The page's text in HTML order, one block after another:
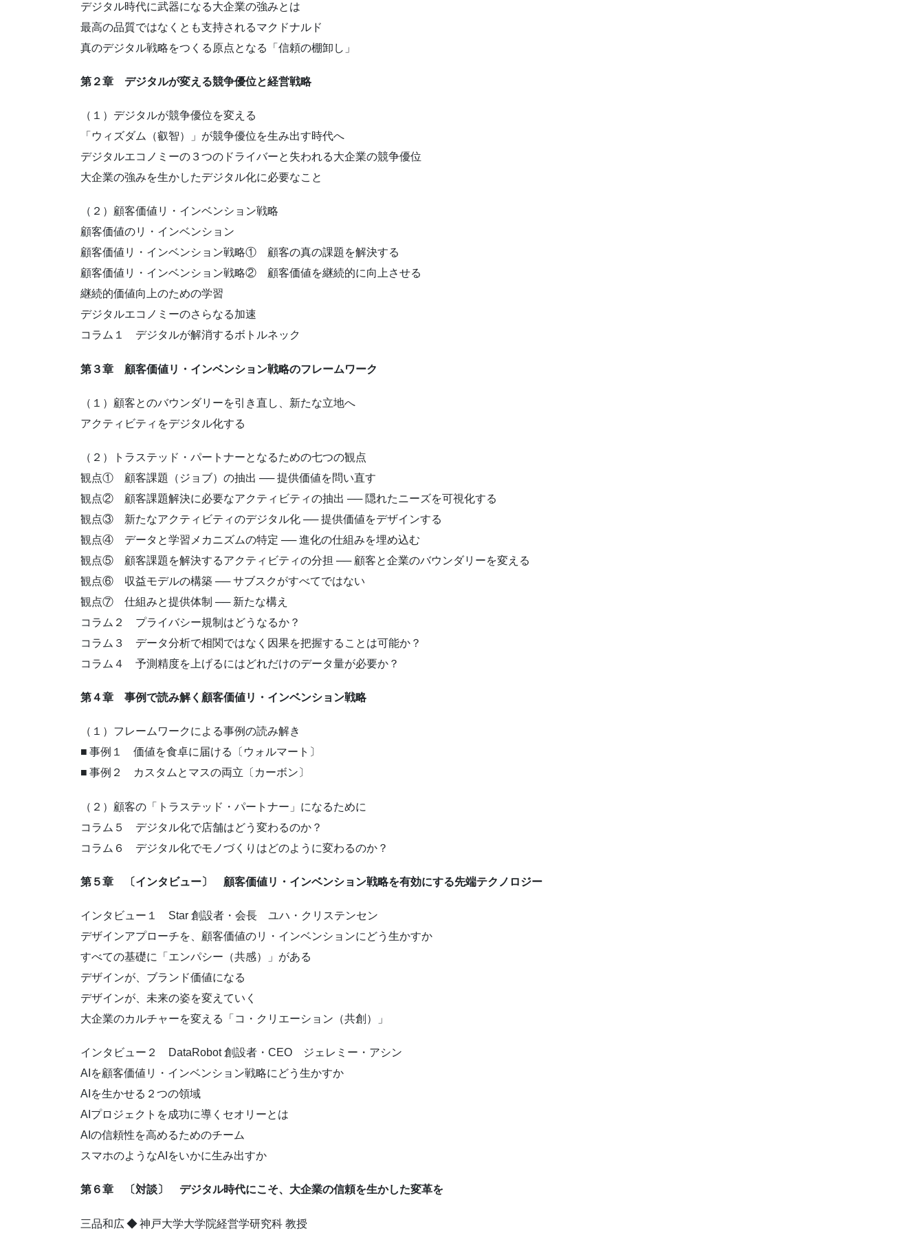
デジタル時代に武器になる大企業の強みとは
最高の品質ではなくとも支持されるマクドナルド
真のデジタル戦略をつくる原点となる「信頼の棚卸し」
第２章 デジタルが変える競争優位と経営戦略
（１）デジタルが競争優位を変える
「ウィズダム（叡智）」が競争優位を生み出す時代へ
デジタルエコノミーの３つのドライバーと失われる大企業の競争優位
大企業の強みを生かしたデジタル化に必要なこと
（２）顧客価値リ・インベンション戦略
顧客価値のリ・インベンション
顧客価値リ・インベンション戦略① 顧客の真の課題を解決する
顧客価値リ・インベンション戦略② 顧客価値を継続的に向上させる
継続的価値向上のための学習
デジタルエコノミーのさらなる加速
コラム１ デジタルが解消するボトルネック
第３章 顧客価値リ・インベンション戦略のフレームワーク
（１）顧客とのバウンダリーを引き直し、新たな立地へ
アクティビティをデジタル化する
（２）トラステッド・パートナーとなるための七つの観点
観点① 顧客課題（ジョブ）の抽出 ── 提供価値を問い直す
観点② 顧客課題解決に必要なアクティビティの抽出 ── 隠れたニーズを可視化する
観点③ 新たなアクティビティのデジタル化 ── 提供価値をデザインする
観点④ データと学習メカニズムの特定 ── 進化の仕組みを埋め込む
観点⑤ 顧客課題を解決するアクティビティの分担 ── 顧客と企業のバウンダリーを変える
観点⑥ 収益モデルの構築 ── サブスクがすべてではない
観点⑦ 仕組みと提供体制 ── 新たな構え
コラム２ プライバシー規制はどうなるか？
コラム３ データ分析で相関ではなく因果を把握することは可能か？
コラム４ 予測精度を上げるにはどれだけのデータ量が必要か？
第４章 事例で読み解く顧客価値リ・インベンション戦略
（１）フレームワークによる事例の読み解き
■ 事例１ 価値を食卓に届ける〔ウォルマート〕
■ 事例２ カスタムとマスの両立〔カーボン〕
（２）顧客の「トラステッド・パートナー」になるために
コラム５ デジタル化で店舗はどう変わるのか？
コラム６ デジタル化でモノづくりはどのように変わるのか？
第５章 〔インタビュー〕 顧客価値リ・インベンション戦略を有効にする先端テクノロジー
インタビュー１ Star 創設者・会長 ユハ・クリステンセン
デザインアプローチを、顧客価値のリ・インベンションにどう生かすか
すべての基礎に「エンパシー（共感）」がある
デザインが、ブランド価値になる
デザインが、未来の姿を変えていく
大企業のカルチャーを変える「コ・クリエーション（共創）」
インタビュー２ DataRobot 創設者・CEO ジェレミー・アシン
AIを顧客価値リ・インベンション戦略にどう生かすか
AIを生かせる２つの領域
AIプロジェクトを成功に導くセオリーとは
AIの信頼性を高めるためのチーム
スマホのようなAIをいかに生み出すか
第６章 〔対談〕 デジタル時代にこそ、大企業の信頼を生かした変革を
三品和広 ◆ 神戸大学大学院経営学研究科 教授